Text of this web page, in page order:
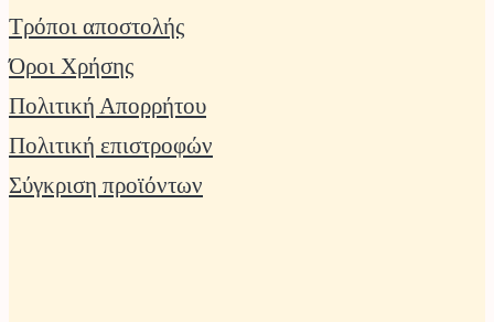
Τρόποι αποστολής
Όροι Χρήσης
Πολιτική Απορρήτου
Πολιτική επιστροφών
Σύγκριση προϊόντων